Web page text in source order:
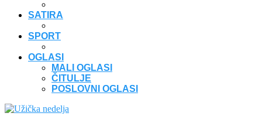
SATIRA
SPORT
OGLASI
MALI OGLASI
ČITULJE
POSLOVNI OGLASI